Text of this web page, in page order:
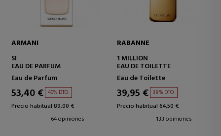
LANCOME
PARFUM
Eau de Parfum
47,23 € 48% DTO.
Precio habitual 90,00 €
84 opiniones
JEAN PAUL GAULTIER
LE MALE
EAU DE TOILETTE
Eau de Toilette
40,52 € 43% DTO.
Precio habitual 71,00 €
181 opiniones